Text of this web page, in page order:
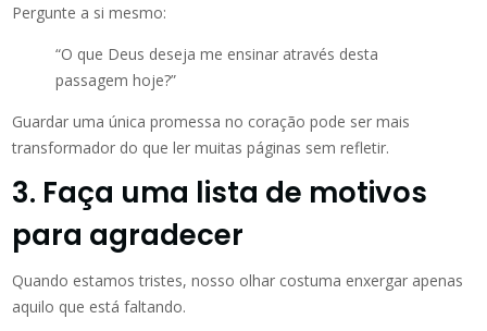
Pergunte a si mesmo:
“O que Deus deseja me ensinar através desta
passagem hoje?”
Guardar uma única promessa no coração pode ser mais
transformador do que ler muitas páginas sem refletir.
3. Faça uma lista de motivos
para agradecer
Quando estamos tristes, nosso olhar costuma enxergar apenas
aquilo que está faltando.